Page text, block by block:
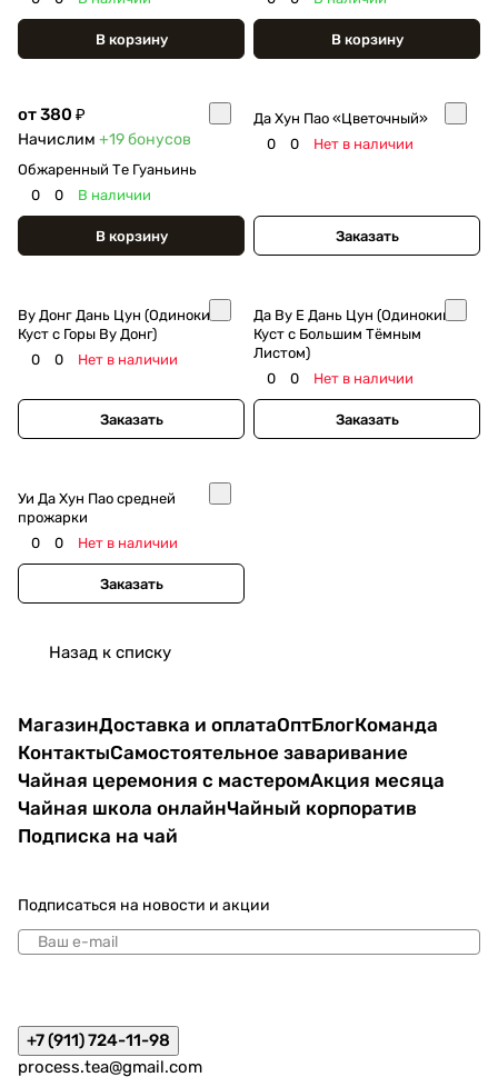
В корзину В корзину
от 380 ₽
Начислим +19бонусов
Обжаренный Те Гуаньинь
0
0 В наличии
В корзину
Да Хун Пао «Цветочный»
0
0 Нет в наличии
Заказать
Ву Донг Дань Цун (Одинокий
Куст с Горы Ву Донг)
0
0 Нет в наличии
Заказать
Да Ву Е Дань Цун (Одинокий
Куст с Большим Тёмным
Листом)
0
0 Нет в наличии
Заказать
Уи Да Хун Пао средней
прожарки
0
0 Нет в наличии
Заказать
Назад к списку
МагазинДоставка и оплатаОптБлогКоманда
КонтактыСамостоятельное заваривание
Чайная церемония с мастеромАкция месяца
Чайная школа онлайнЧайный корпоратив
Подписка на чай
Подписаться на новости и акции
+7 (911) 724-11-98
process.tea@gmail.com